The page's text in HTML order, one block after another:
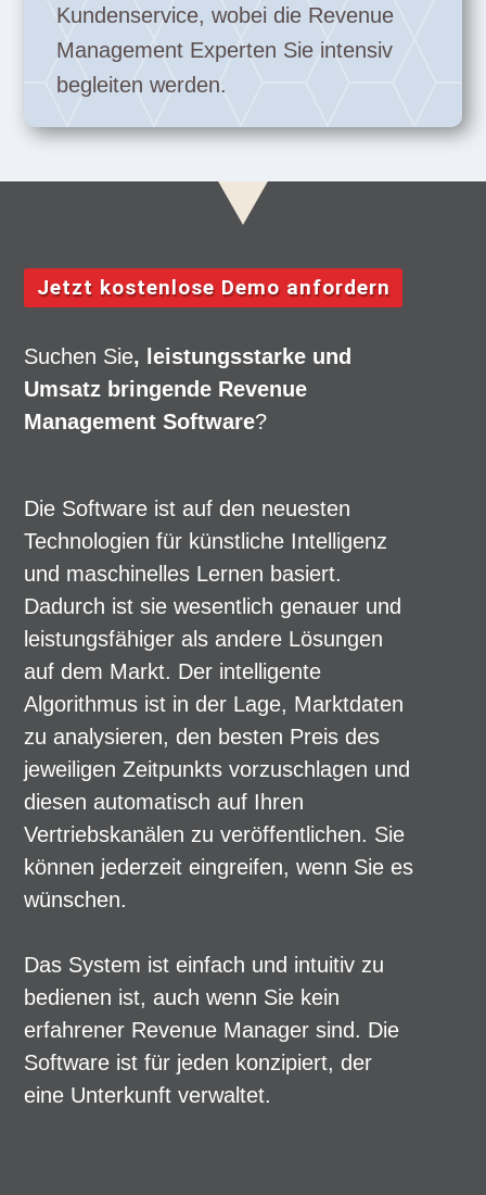
Kundenservice, wobei die Revenue
Management Experten Sie intensiv
begleiten werden.
Jetzt kostenlose Demo anfordern
Suchen Sie, leistungsstarke und
Umsatz bringende Revenue
Management Software?
Die Software ist auf den neuesten
Technologien für künstliche Intelligenz
und maschinelles Lernen basiert.
Dadurch ist sie wesentlich genauer und
leistungsfähiger als andere Lösungen
auf dem Markt. Der intelligente
Algorithmus ist in der Lage, Marktdaten
zu analysieren, den besten Preis des
jeweiligen Zeitpunkts vorzuschlagen und
diesen automatisch auf Ihren
Vertriebskanälen zu veröffentlichen. Sie
können jederzeit eingreifen, wenn Sie es
wünschen.
Das System ist einfach und intuitiv zu
bedienen ist, auch wenn Sie kein
erfahrener Revenue Manager sind. Die
Software ist für jeden konzipiert, der
eine Unterkunft verwaltet.